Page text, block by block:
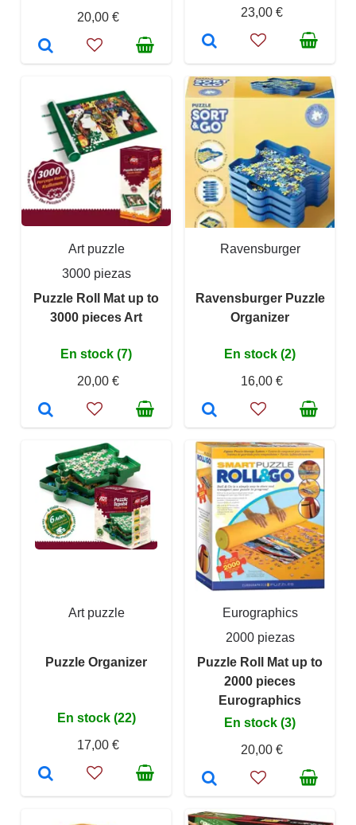
20,00 € 23,00 €
Art puzzle
3000 piezas
Puzzle Roll Mat up to
3000 pieces Art
En stock (7)
20,00 €
Ravensburger
Ravensburger Puzzle
Organizer
En stock (2)
16,00 €
Art puzzle
Puzzle Organizer
En stock (22)
17,00 €
Eurographics
2000 piezas
Puzzle Roll Mat up to
2000 pieces
Eurographics
En stock (3)
20,00 €